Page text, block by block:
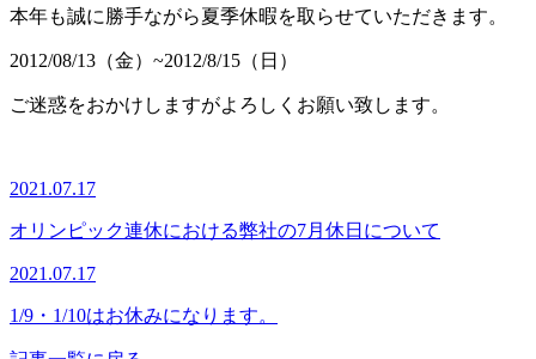
本年も誠に勝手ながら夏季休暇を取らせていただきます。
2012/08/13（金）~2012/8/15（日）
ご迷惑をおかけしますがよろしくお願い致します。
2021.07.17
オリンピック連休における弊社の7月休日について
2021.07.17
1/9・1/10はお休みになります。